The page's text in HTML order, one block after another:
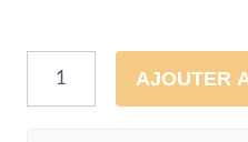
quantité
AJOUTER